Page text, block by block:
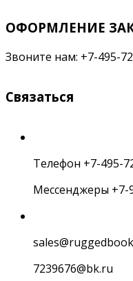
ОФОРМЛЕНИЕ
Звоните нам: +7-495-
Связаться
Телефон +7-495-
Мессенджеры +7-
7239676@bk.ru